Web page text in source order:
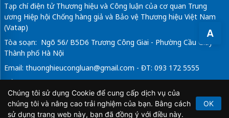
A
Tạp chí điện tử Thương hiệu và Công luận của cơ quan Trung
ương Hiệp hội Chống hàng giả và Bảo vệ Thương hiệu Việt Nam
(Vatap)
Tòa soạn: Ngõ 56/ B5D6 Trương Công Giai - Phường Cầu Giấy -
Thành phố Hà Nội
Email: thuonghieucongluan@gmail.com - ĐT: 093 172 5555
Tổng Biên Tập: Vũ Đức Thuận
Giấy phép hoạt động báo chí điện tử số 64/GP-BTTTT do Bộ
Thông tin và Truyền thông cấp ngày 21/2/2020.
Chúng tôi sử dụng Cookie để cung cấp dịch vụ của
chúng tôi và nâng cao trải nghiệm của bạn. Bằng cách
sử dụng trang web này, bạn đã đồng ý với điều này.
OK